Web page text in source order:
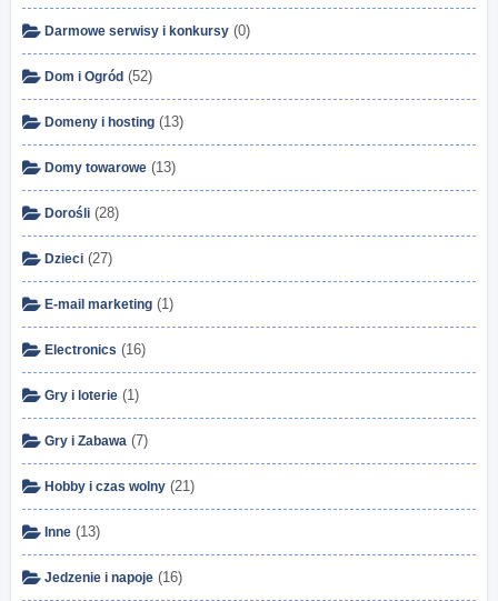
Darmowe serwisy i konkursy (0)
Dom i Ogród (52)
Domeny i hosting (13)
Domy towarowe (13)
Dorośli (28)
Dzieci (27)
E-mail marketing (1)
Electronics (16)
Gry i loterie (1)
Gry i Zabawa (7)
Hobby i czas wolny (21)
Inne (13)
Jedzenie i napoje (16)